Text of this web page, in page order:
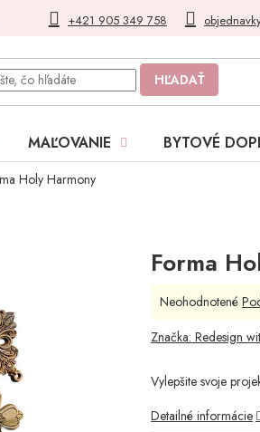
+421 905 349 758
Blog Moja objednávka
HĽADAŤ
MAĽOVANIE BYTOVÉ
Holy Harmony
Forma
Vylepšite svoje
Detailné informácie
Priemerné
produktu
z
hviezdičiek.
Neohodnotené
Značka: Redesign